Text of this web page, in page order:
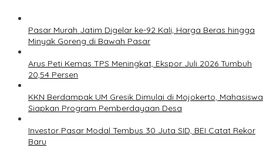
Pasar Murah Jatim Digelar ke-92 Kali, Harga Beras hingga
Minyak Goreng di Bawah Pasar
Arus Peti Kemas TPS Meningkat, Ekspor Juli 2026 Tumbuh
20,54 Persen
KKN Berdampak UM Gresik Dimulai di Mojokerto, Mahasiswa
Siapkan Program Pemberdayaan Desa
Investor Pasar Modal Tembus 30 Juta SID, BEI Catat Rekor
Baru